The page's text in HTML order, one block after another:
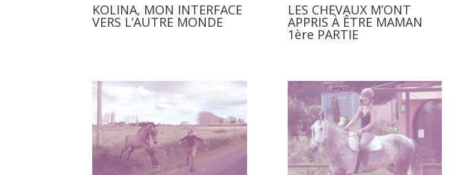
KOLINA, MON INTERFACE
VERS L’AUTRE MONDE
LES CHEVAUX M’ONT
APPRIS À ÊTRE MAMAN
1ère PARTIE